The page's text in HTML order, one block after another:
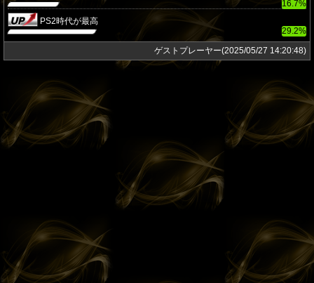
16.7%
PS2時代が最高
29.2%
ゲストプレーヤー(2025/05/27 14:20:48)